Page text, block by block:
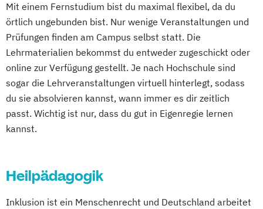
Komplementäre Heilverfahren in der
Schmerztherapie
Krisenmanagement im Be­völ­kerungsschutz
i.V.
Logopädie
Medical Fitness & Athletic Management
Medizinalfachberufe
Pharmamanagement und
Mit einem Fernstudium bist du maximal flexibel, da du
örtlich ungebunden bist. Nur wenige Veranstaltungen und
Prüfungen finden am Campus selbst statt. Die
Lehrmaterialien bekommst du entweder zugeschickt oder
online zur Verfügung gestellt. Je nach Hochschule sind
sogar die Lehrveranstaltungen virtuell hinterlegt, sodass
du sie absolvieren kannst, wann immer es dir zeitlich
passt. Wichtig ist nur, dass du gut in Eigenregie lernen
kannst.
Heilpädagogik
Inklusion ist ein Menschenrecht und Deutschland arbeitet